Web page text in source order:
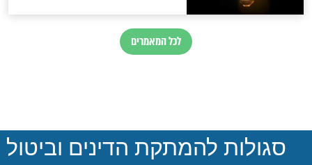
הותר לפרסום: לוחמי מילואים
נהרגו בדרום לבנון
ואיראן: בלי שקיפות ועם הרבה
סימני שאלה